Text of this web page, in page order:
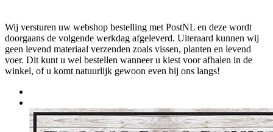
Wij versturen uw webshop bestelling met PostNL en deze wordt
doorgaans de volgende werkdag afgeleverd. Uiteraard kunnen wij
geen levend materiaal verzenden zoals vissen, planten en levend
voer. Dit kunt u wel bestellen wanneer u kiest voor afhalen in de
winkel, of u komt natuurlijk gewoon even bij ons langs!